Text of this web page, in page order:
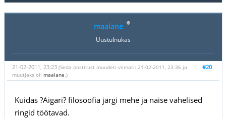
maalane
Uustulnukas
#20
21-02-2011, 23:23 (Seda postitust muudeti viimati: 21-02-2011, 23:36 ja
muutjaks oli maalane .)
Kuidas ?Aigari? filosoofia järgi mehe ja naise vahelised
ringid töötavad.